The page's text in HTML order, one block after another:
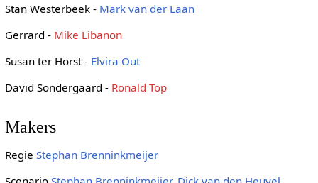
Stan Westerbeek - Mark van der Laan
Gerrard - Mike Libanon
Susan ter Horst - Elvira Out
David Sondergaard - Ronald Top
Makers
Regie Stephan Brenninkmeijer